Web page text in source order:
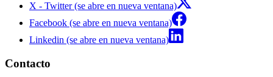
X - Twitter (se abre en nueva ventana)
Facebook (se abre en nueva ventana)
Linkedin (se abre en nueva ventana)
Contacto